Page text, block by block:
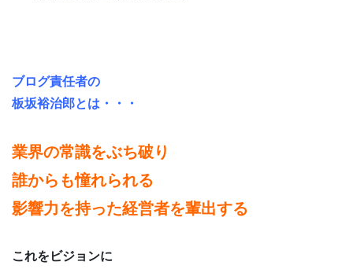
ブログ責任者の
板坂裕治郎とは・・・
業界の常識をぶち破り
誰からも憧れられる
影響力を持った経営者を輩出する
これをビジョンに